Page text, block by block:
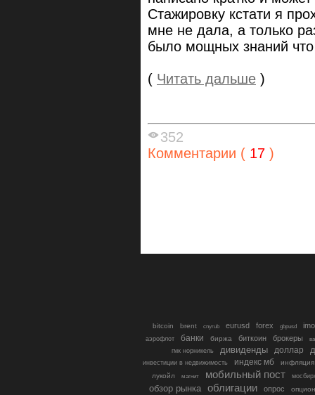
Стажировку кстати я
мне не дала, а только
было мощных знаний что
( Читать дальше )
352
Комментарии ( 17 )
bitcoin brent cnyrub eurusd forex gbpusd
аэрофлот банки биржа биткоин брокеры
гмк норникель
дивиденды доллар
инвестиции в недвижимость индекс мб
инфляция
лукойл
магнит мобильный пост
обзор рынка облигации опрос